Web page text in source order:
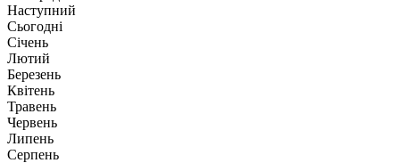
Наступний
Сьогодні
Січень
Лютий
Березень
Квітень
Травень
Червень
Липень
Серпень